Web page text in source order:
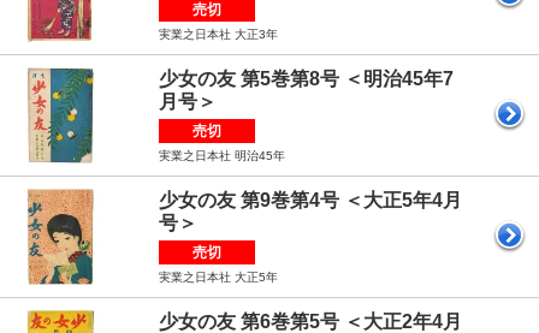
売切
実業之日本社 大正3年
少女の友 第5巻第8号 ＜明治45年7
月号＞
売切
実業之日本社 明治45年
少女の友 第9巻第4号 ＜大正5年4月
号＞
売切
実業之日本社 大正5年
少女の友 第6巻第5号 ＜大正2年4月